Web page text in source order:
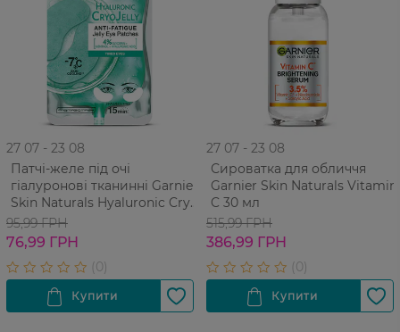
27 07 - 23 08
Патчі-желе під очі
гіалуронові тканинні Garnier
Skin Naturals Hyaluronic Cryo
Jelly 5 г
95,99 ГРН
76,99 ГРН
27 07 - 23 08
Сироватка для обличчя
Garnier Skin Naturals Vitamin
C 30 мл
515,99 ГРН
386,99 ГРН